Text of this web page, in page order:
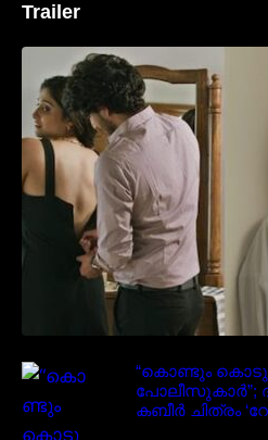
Trailer
മിസ്റ്ററി
വൈറലാകുന്നു..
“കൊണ്ടും
പോലീസുകാർ”;
കബീർ ചിത്രം